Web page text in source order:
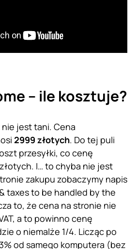
– ile kosztuje?
jest tani. Cena
2999 złotych. Do tej puli
przesyłki, co cenę
I… to chyba nie jest
zakupu zobaczymy napis
taxes to be handled by the
to, że cena na stronie nie
a to powinno cenę
o niemalże 1/4. Licząc po
od samego komputera (bez